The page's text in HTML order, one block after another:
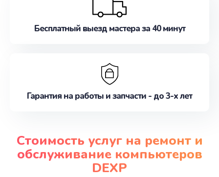
Бесплатный выезд мастера за 40 минут
Гарантия на работы и запчасти - до 3-х лет
Стоимость услуг на ремонт и
обслуживание компьютеров
DEXP